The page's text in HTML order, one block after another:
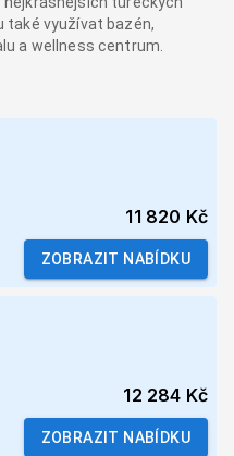
také využívat bazén,
a wellness centrum.
11 820 Kč
ZOBRAZIT NABÍDKU
12 284 Kč
ZOBRAZIT NABÍDKU